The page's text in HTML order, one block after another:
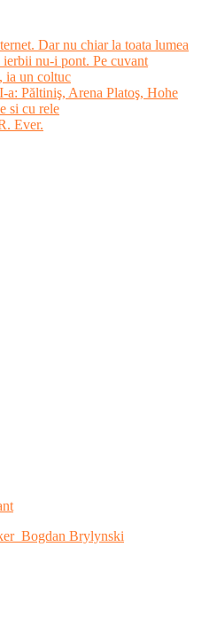
Dar nu chiar la toata lumea
ierbii nu-i pont. Pe cuvant
ia un coltuc
a: Păltiniş, Arena Platoş, Hohe
si cu rele
Ever.